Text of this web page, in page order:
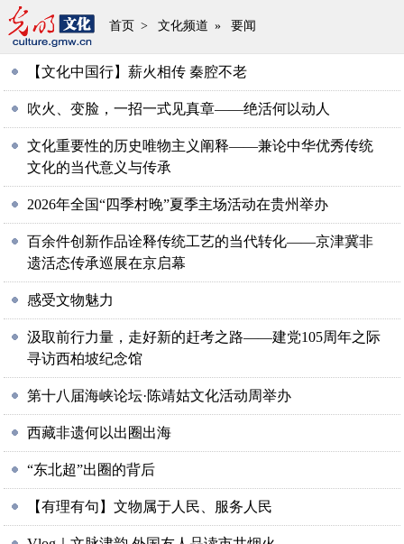
首页 > 文化频道 » 要闻
【文化中国行】薪火相传 秦腔不老
吹火、变脸，一招一式见真章——绝活何以动人
文化重要性的历史唯物主义阐释——兼论中华优秀传统
文化的当代意义与传承
2026年全国“四季村晚”夏季主场活动在贵州举办
百余件创新作品诠释传统工艺的当代转化——京津冀非
遗活态传承巡展在京启幕
感受文物魅力
汲取前行力量，走好新的赶考之路——建党105周年之际
寻访西柏坡纪念馆
第十八届海峡论坛·陈靖姑文化活动周举办
西藏非遗何以出圈出海
“东北超”出圈的背后
【有理有句】文物属于人民、服务人民